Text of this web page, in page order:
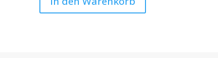
Art.Nr.:10214
Menge